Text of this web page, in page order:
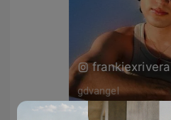
frankiexrivera
gdvangel
Slayy